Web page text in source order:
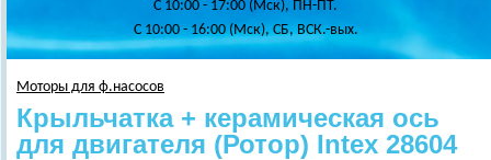
C 10:00 - 17:00 (Мск), ПН-ПТ.
C 10:00 - 16:00 (Мск), СБ, ВСК.-вых.
Моторы для ф.насосов
Крыльчатка + керамическая ось
для двигателя (Ротор) Intex 28604